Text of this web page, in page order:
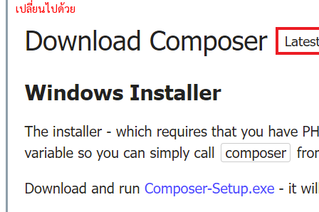
เปลี่ยนไปด้วย